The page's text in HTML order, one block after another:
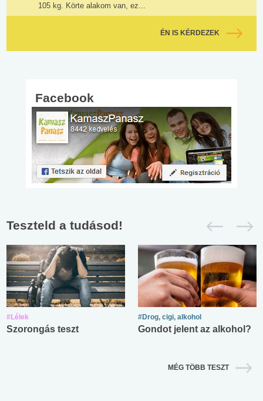
105 kg. Körte alakom van, ez...
ÉN IS KÉRDEZEK
Facebook
Teszteld a tudásod!
#Lélek
Szorongás teszt
#Drog, cigi, alkohol
Gondot jelent az alkohol?
MÉG TÖBB TESZT